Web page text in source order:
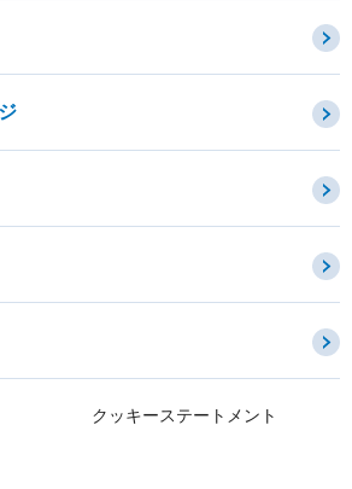
ティ
クッキーステートメント